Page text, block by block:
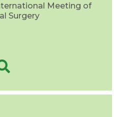
Meeting of
Surgery